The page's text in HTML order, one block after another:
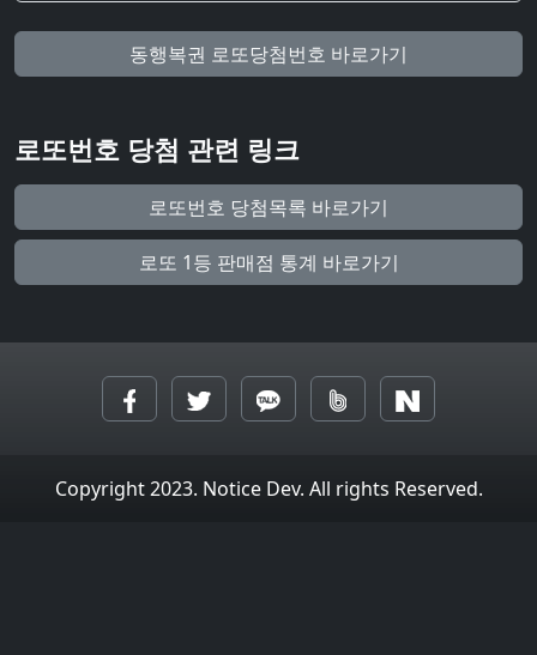
동행복권 로또당첨번호 바로가기
로또번호 당첨 관련 링크
로또번호 당첨목록 바로가기
로또 1등 판매점 통계 바로가기
Copyright 2023. Notice Dev. All rights Reserved.